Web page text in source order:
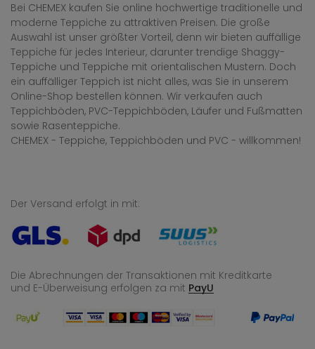
Bei CHEMEX kaufen Sie online hochwertige traditionelle und
moderne Teppiche zu attraktiven Preisen. Die große
Auswahl ist unser größter Vorteil, denn wir bieten auffällige
Teppiche für jedes Interieur, darunter trendige Shaggy-
Teppiche und Teppiche mit orientalischen Mustern. Doch
ein auffälliger Teppich ist nicht alles, was Sie in unserem
Online-Shop bestellen können. Wir verkaufen auch
Teppichböden, PVC-Teppichböden, Läufer und Fußmatten
sowie Rasenteppiche.
CHEMEX - Teppiche, Teppichböden und PVC - willkommen!
Der Versand erfolgt in mit:
Die Abrechnungen der Transaktionen mit Kreditkarte
und E-Überweisung erfolgen za mit PayU